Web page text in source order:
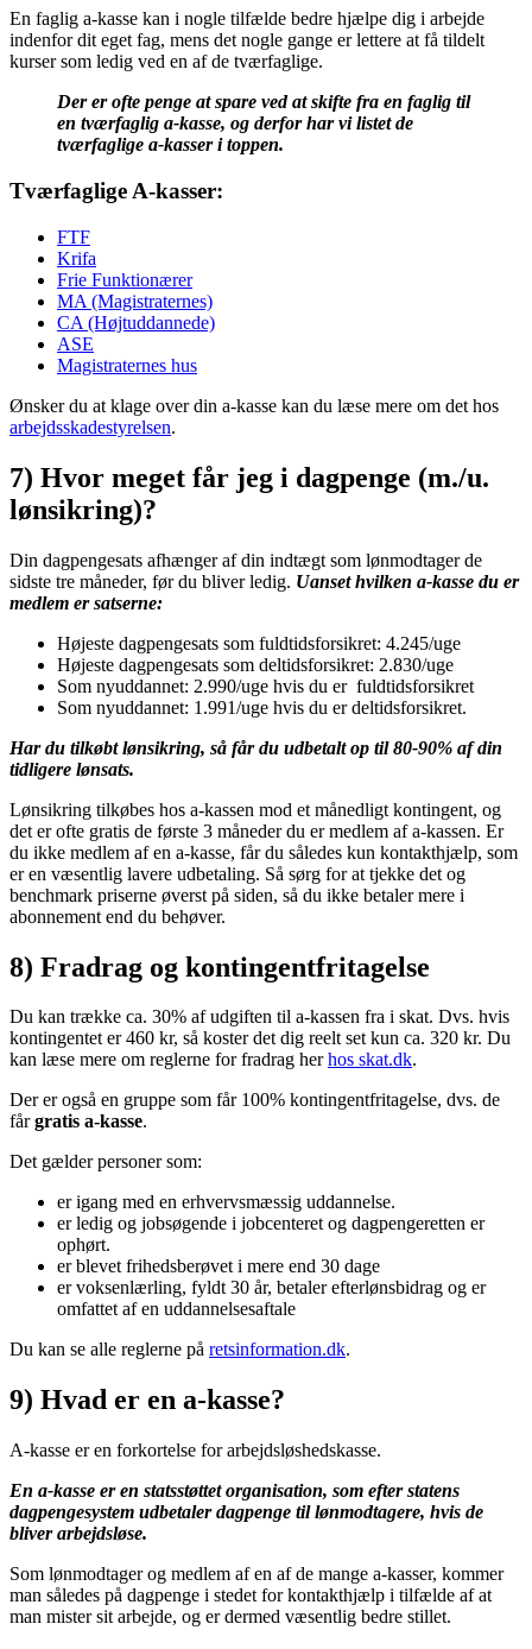
En faglig a-kasse kan i nogle tilfælde bedre hjælpe dig i arbejde
indenfor dit eget fag, mens det nogle gange er lettere at få tildelt
kurser som ledig ved en af de tværfaglige.
Der er ofte penge at spare ved at skifte fra en faglig til
en tværfaglig a-kasse, og derfor har vi listet de
tværfaglige a-kasser i toppen.
Tværfaglige A-kasser:
FTF
Krifa
Frie Funktionærer
MA (Magistraternes)
CA (Højtuddannede)
ASE
Magistraternes hus
Ønsker du at klage over din a-kasse kan du læse mere om det hos
arbejdsskadestyrelsen.
7) Hvor meget får jeg i dagpenge (m./u.
lønsikring)?
Din dagpengesats afhænger af din indtægt som lønmodtager de
sidste tre måneder, før du bliver ledig. Uanset hvilken a-kasse du er
medlem er satserne:
Højeste dagpengesats som fuldtidsforsikret: 4.245/uge
Højeste dagpengesats som deltidsforsikret: 2.830/uge
Som nyuddannet: 2.990/uge hvis du er fuldtidsforsikret
Som nyuddannet: 1.991/uge hvis du er deltidsforsikret.
Har du tilkøbt lønsikring, så får du udbetalt op til 80-90% af din
tidligere lønsats.
Lønsikring tilkøbes hos a-kassen mod et månedligt kontingent, og
det er ofte gratis de første 3 måneder du er medlem af a-kassen. Er
du ikke medlem af en a-kasse, får du således kun kontakthjælp, som
er en væsentlig lavere udbetaling. Så sørg for at tjekke det og
benchmark priserne øverst på siden, så du ikke betaler mere i
abonnement end du behøver.
8) Fradrag og kontingentfritagelse
Du kan trække ca. 30% af udgiften til a-kassen fra i skat. Dvs. hvis
kontingentet er 460 kr, så koster det dig reelt set kun ca. 320 kr. Du
kan læse mere om reglerne for fradrag herhos skat.dk.
Der er også en gruppe som får 100% kontingentfritagelse, dvs. de
fårgratis a-kasse.
Det gælder personer som:
er igang med en erhvervsmæssig uddannelse.
er ledig og jobsøgende i jobcenteret og dagpengeretten er
ophørt.
er blevet frihedsberøvet i mere end 30 dage
er voksenlærling, fyldt 30 år, betaler efterlønsbidrag og er
omfattet af en uddannelsesaftale
Du kan se alle reglerne på retsinformation.dk.
9) Hvad er en a-kasse?
A-kasse er en forkortelse for arbejdsløshedskasse.
En a-kasse er en statsstøttet organisation, som efter statens
dagpengesystem udbetaler dagpenge til lønmodtagere, hvis de
bliver arbejdsløse.
Som lønmodtager og medlem af en af de mange a-kasser, kommer
man således på dagpenge i stedet for kontakthjælp i tilfælde af at
man mister sit arbejde, og er dermed væsentlig bedre stillet.